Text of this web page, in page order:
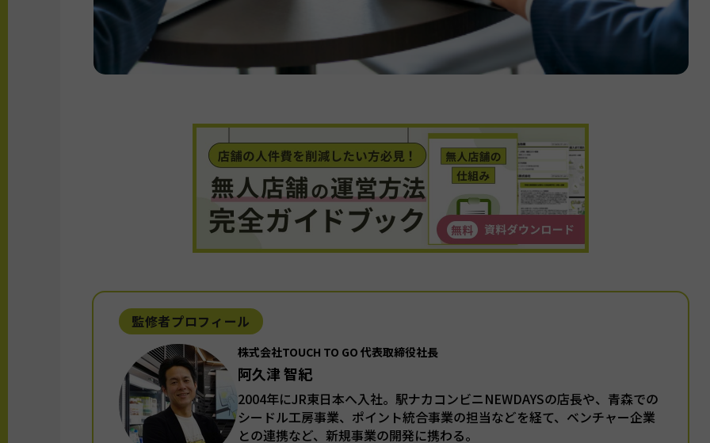
監修者プロフィール
株式会社TOUCH TO GO 代表取締役社長
阿久津 智紀
2004年にJR東日本へ入社。駅ナカコンビニNEWDAYSの店長や、青森での
シードル工房事業、ポイント統合事業の担当などを経て、ベンチャー企業
との連携など、新規事業の開発に携わる。